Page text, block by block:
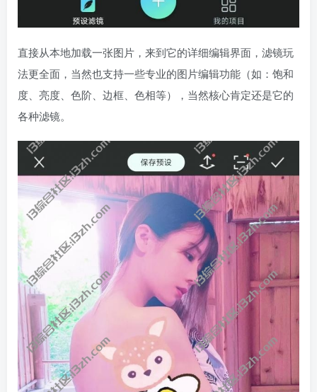
直接从本地加载一张图片，来到它的详细编辑界面，滤镜玩
法更全面，当然也支持一些专业的图片编辑功能（如：饱和
度、亮度、色阶、边框、色相等），当然核心肯定还是它的
各种滤镜。